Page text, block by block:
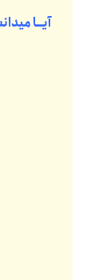
آیــا